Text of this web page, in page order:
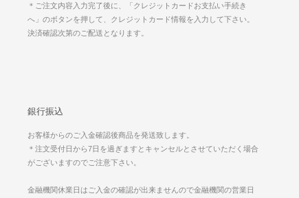
＊ご注文内容入力完了後に、「クレジットカードお支払い手続き
へ」のボタンを押して、クレジットカード情報を入力して下さい。
決済確認次第のご配送となります。
銀行振込
お客様からのご入金確認後商品を発送致します。
＊注文受付日から7日を過ぎますとキャンセルとさせていただく場合
がございますのでご注意下さい。
金融機関休業日はご入金の確認が出来ませんので金融機関の営業日